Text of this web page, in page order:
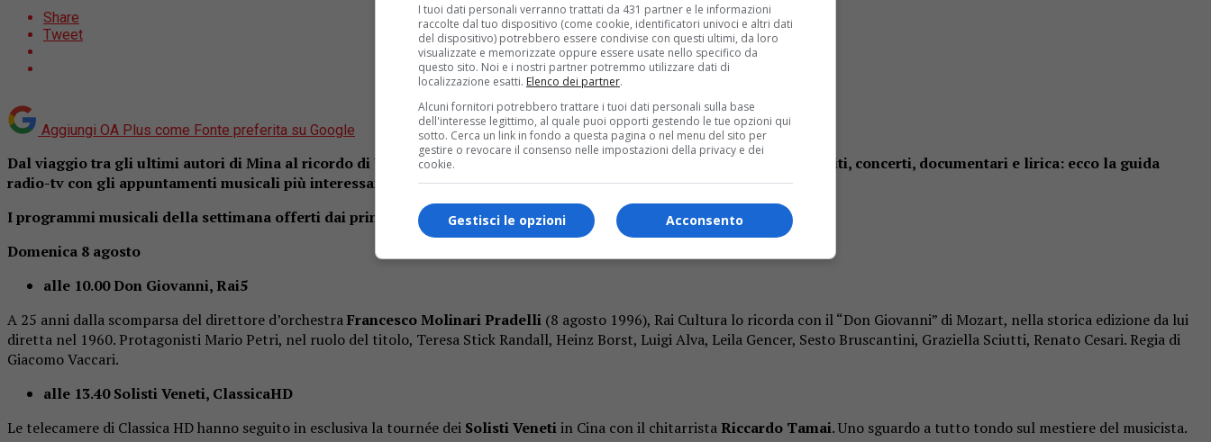
Share
Tweet
Aggiungi OA Plus come Fonte preferita su Google
Dal viaggio tra gli ultimi autori di Mina al ricordo di Whitney Houston e poi Battiti Live con Marco Mengoni e tanti ospiti, concerti, documentari e lirica: ecco la guida
radio-tv con gli appuntamenti musicali più interessanti in programma da domenica 8 a sabato 14 agosto.
I programmi musicali della settimana offerti dai principali canali televisivi
Domenica 8 agosto
alle 10.00 Don Giovanni, Rai5
A 25 anni dalla scomparsa del direttore d’orchestraFrancesco Molinari Pradelli (8 agosto 1996), Rai Cultura lo ricorda con il “Don Giovanni” di Mozart, nella storica edizione da lui
diretta nel 1960. Protagonisti Mario Petri, nel ruolo del titolo, Teresa Stick Randall, Heinz Borst, Luigi Alva, Leila Gencer, Sesto Bruscantini, Graziella Sciutti, Renato Cesari. Regia di
Giacomo Vaccari.
alle 13.40 Solisti Veneti, ClassicaHD
Le telecamere di Classica HD hanno seguito in esclusiva la tournée dei Solisti Venetiin Cina con il chitarrista Riccardo Tamai. Uno sguardo a tutto tondo sul mestiere del musicista.
I tuoi dati personali verranno trattati da 431 partner e le informazioni
raccolte dal tuo dispositivo (come cookie, identificatori univoci e altri dati
del dispositivo) potrebbero essere condivise con questi ultimi, da loro
visualizzate e memorizzate oppure essere usate nello specifico da
questo sito. Noi e i nostri partner potremmo utilizzare dati di
localizzazione esatti. Elenco dei partner.
Alcuni fornitori potrebbero trattare i tuoi dati personali sulla base
dell'interesse legittimo, al quale puoi opporti gestendo le tue opzioni qui
sotto. Cerca un link in fondo a questa pagina o nel menu del sito per
gestire o revocare il consenso nelle impostazioni della privacy e dei
cookie.
Acconsento
Gestisci le opzioni